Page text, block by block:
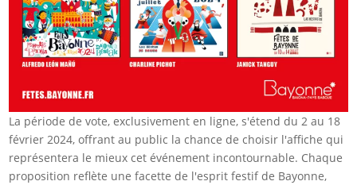
La période de vote, exclusivement en ligne, s'étend du 2 au 18
février 2024, offrant au public la chance de choisir l'affiche qui
représentera le mieux cet événement incontournable. Chaque
proposition reflète une facette de l'esprit festif de Bayonne,